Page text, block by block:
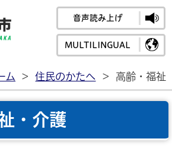
那珂市公式ホームペ
音声読み上げ
MULTILINGUAL
ム > 住民のかたへ > 高齢・福祉
・介護